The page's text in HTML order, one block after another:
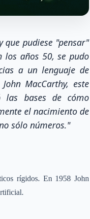
pudiese "pensar"
los años 50, se pudo
a un lenguaje de
MacCarthy, este
las bases de cómo
el nacimiento de
sólo números."
rígidos. En 1958 John